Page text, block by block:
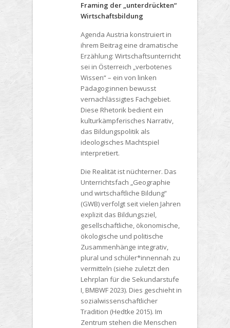
Framing der „unterdrückten“
Wirtschaftsbildung
Agenda Austria konstruiert in
ihrem Beitrag eine dramatische
Erzählung: Wirtschaftsunterricht
sei in Österreich „verbotenes
Wissen“ – ein von linken
Pädagog:innen bewusst
vernachlässigtes Fachgebiet.
Diese Rhetorik bedient ein
kulturkämpferisches Narrativ,
das Bildungspolitik als
ideologisches Machtspiel
interpretiert.
Die Realität ist nüchterner. Das
Unterrichtsfach „Geographie
und wirtschaftliche Bildung“
(GWB) verfolgt seit vielen Jahren
explizit das Bildungsziel,
gesellschaftliche, ökonomische,
ökologische und politische
Zusammenhänge integrativ,
plural und schüler*innennah zu
vermitteln (siehe zuletzt den
Lehrplan für die Sekundarstufe
I, BMBWF 2023). Dies geschieht in
sozialwissenschaftlicher
Tradition (Hedtke 2015). Im
Zentrum stehen die Menschen